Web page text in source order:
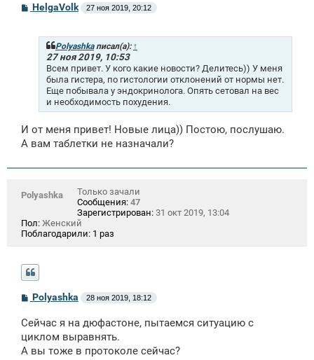
СHelgaVolk 27 ноя 2019, 20:12
Polyashkaписал(а): ↑
27 ноя 2019, 10:53
Всем привет. У кого какие новости? Делитесь)) У меня
была гистера, по гистологии отклонений от нормы нет.
Еще побывала у эндокринолога. Опять сетовал на вес
и необходимость похудения.
И от меня привет! Новые лица)) Постою, послушаю.
А вам таблетки не назначали?
Polyashka
Только зачали
Сообщения: 47
Зарегистрирован: 31 окт 2019, 13:04
Пол: Женский
Поблагодарили: 1 раз
С
о
б
щ
н
Polyashka 28 ноя 2019, 18:12
Сейчас я на дюфастоне, пытаемся ситуацию с
циклом выравнять.
А вы тоже в протоколе сейчас?